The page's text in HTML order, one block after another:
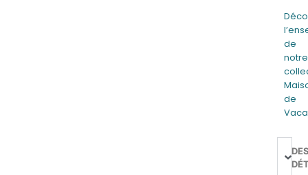
de
notre
de